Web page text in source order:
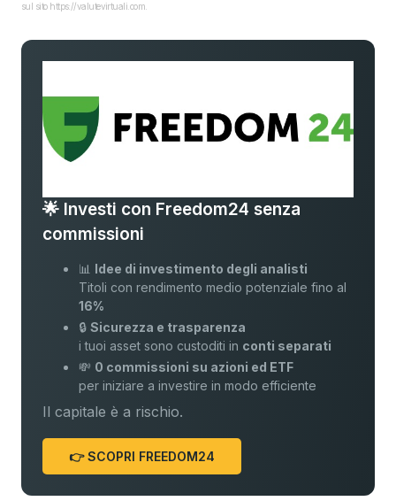
sul sito https://valutevirtuali.com.
🌟 Investi con Freedom24 senza
commissioni
📊 Idee di investimento degli analisti
Titoli con rendimento medio potenziale fino al
16%
🔒Sicurezza e trasparenza
i tuoi asset sono custoditi in conti separati
💸 0 commissioni su azioni ed ETF
per iniziare a investire in modo efficiente
Il capitale è a rischio.
👉 SCOPRI FREEDOM24